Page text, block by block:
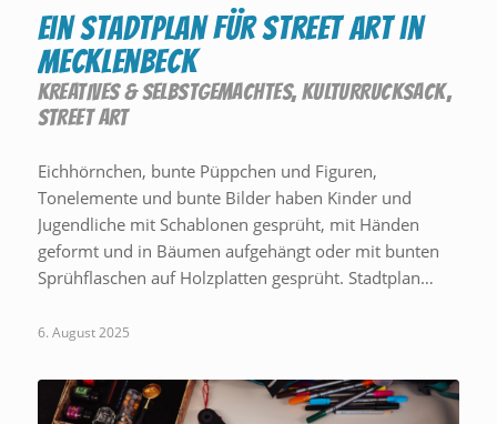
Ein Stadtplan für Street Art in
Mecklenbeck
KREATIVES & SELBSTGEMACHTES, KULTURRUCKSACK,
STREET ART
Eichhörnchen, bunte Püppchen und Figuren,
Tonelemente und bunte Bilder haben Kinder und
Jugendliche mit Schablonen gesprüht, mit Händen
geformt und in Bäumen aufgehängt oder mit bunten
Sprühflaschen auf Holzplatten gesprüht. Stadtplan…
6. August 2025